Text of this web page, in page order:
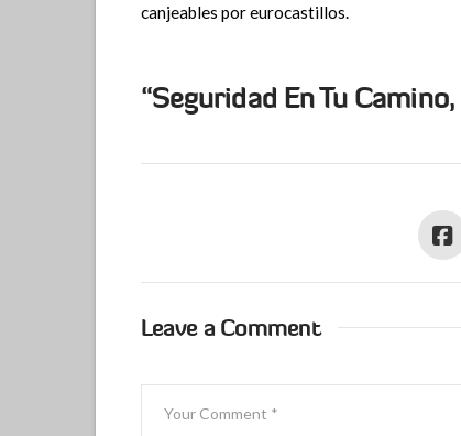
canjeables por eurocastillos.
“Seguridad En Tu
Leave a Comment